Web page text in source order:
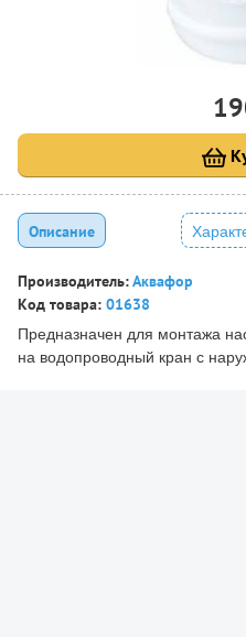
Описание
Производитель:Аквафор
Код товара: 01638
Предназначен для монтажа
на водопроводный кран с